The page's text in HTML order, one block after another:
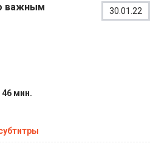
важным
30.01.22
46 мин.